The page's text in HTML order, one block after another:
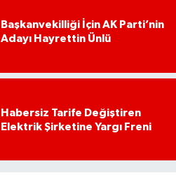
Başkanvekilliği İçin AK Parti’nin
Adayı Hayrettin Ünlü
Habersiz Tarife Değiştiren
Elektrik Şirketine Yargı Freni